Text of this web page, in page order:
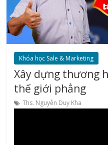
Khóa học Sale & Marketing
Xây dựng thương
thế giới phẳng
Ths. Nguyễn Duy Kha